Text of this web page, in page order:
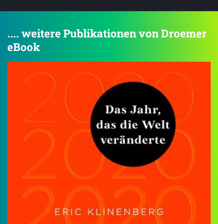
.... weitere Publikationen von Droemer
eBook